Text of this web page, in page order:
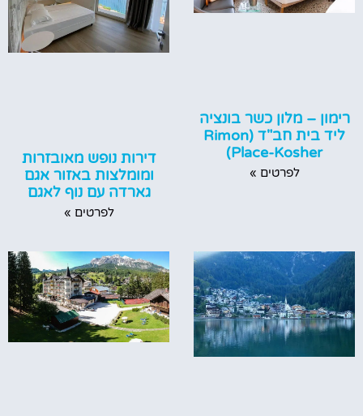
רימון – מלון כשר בונציה
ליד בית חב"ד (Rimon
Place-Kosher)
לפרטים »
דירות נופש מאובזרות
ומומלצות באזור אגם
גארדה עם נוף לאגם
לפרטים »